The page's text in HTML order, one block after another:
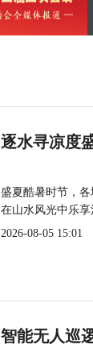
逐水寻凉度
盛夏酷暑时节，
在山水风光中乐享
2026-08-05 15:01
智能无人巡